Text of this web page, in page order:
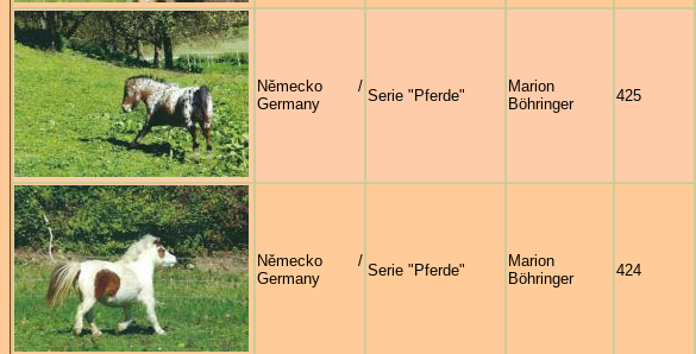
Německo /
Germany
Serie "Pferde"
Marion
Böhringer
425
Německo /
Germany
Serie "Pferde"
Marion
Böhringer
424